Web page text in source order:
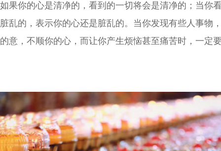
如果你的心是清净的，看到的一切将会是清净的；当你
脏乱的，表示你的心还是脏乱的。当你发现有些人事物
的意，不顺你的心，而让你产生烦恼甚至痛苦时，一定